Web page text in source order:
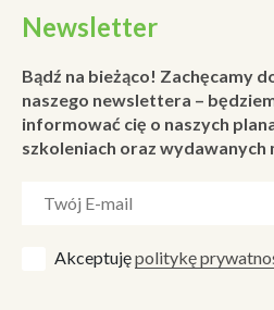
Newsletter
Bądź na bieżąco! Zachęcamy
naszego newslettera –
informować cię o naszych
szkoleniach oraz wydawanych
Akceptujępolitykę